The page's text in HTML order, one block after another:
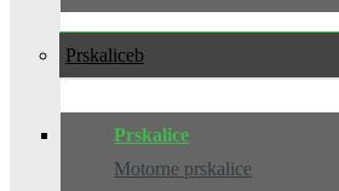
Prskalice
Prskalice
Motorne prskalice